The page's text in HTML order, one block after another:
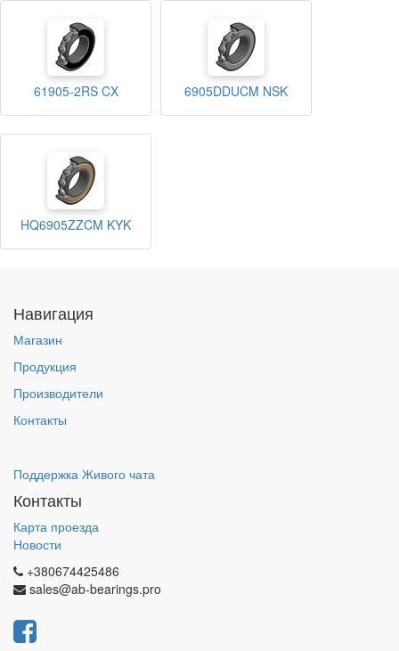
61905-2RS CX 6905DDUCM NSK
HQ6905ZZCM KYK
Навигация
Магазин
Продукция
Производители
Контакты
Поддержка Живого чата
Контакты
Карта проезда
Новости
+380674425486
sales@ab-bearings.pro